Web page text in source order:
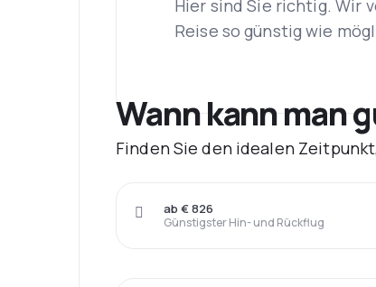
Hier sind Sie richtig. Wir
Reise so günstig wie
Wann kann man
Finden Sie den idealen
Günstigster Hin- und Rückflug
ab € 826